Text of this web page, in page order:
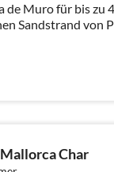
de Muro für bis zu
Sandstrand von
Char